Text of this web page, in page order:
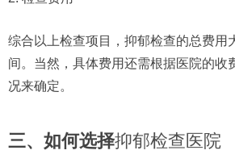
综合以上检查项目，抑郁检查的总费用
间。当然，具体费用还需根据医院的收
况来确定。
三、如何选择抑郁检查医院